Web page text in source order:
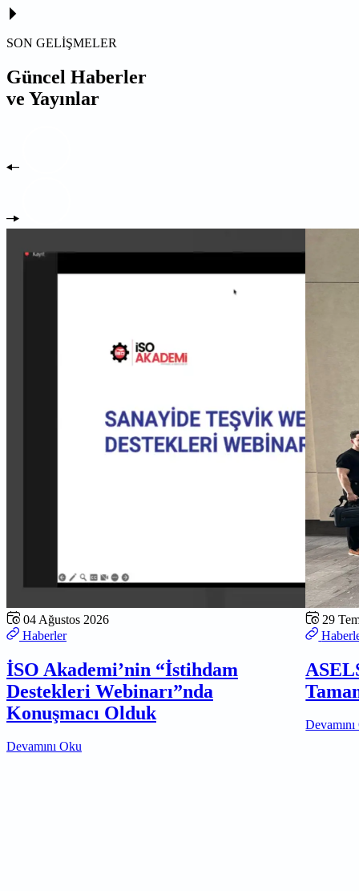
SON GELİŞMELER
Güncel Haberler
ve Yayınlar
04 Ağustos 2026
Haberler
İSO Akademi’nin “İstihdam
Destekleri Webinarı”nda
Konuşmacı Olduk
Devamını Oku
29